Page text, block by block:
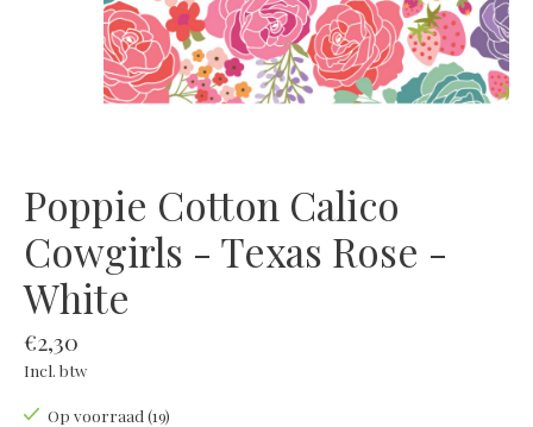
Poppie Cotton Calico
Cowgirls - Texas Rose -
White
€2,30
Incl. btw
Op voorraad (19)